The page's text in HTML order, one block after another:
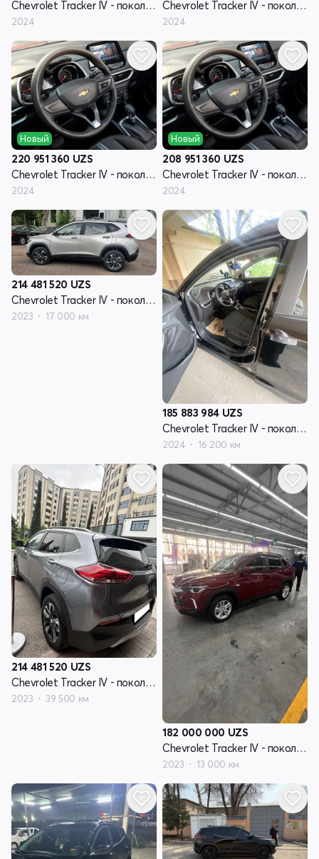
Chevrolet Tracker IV - поколение
2024
Chevrolet Tracker IV - поколение
2024
Новый
220 951 360 UZS
Chevrolet Tracker IV - поколение
2024
Новый
208 951 360 UZS
Chevrolet Tracker IV - поколение
2024
214 481 520 UZS
Chevrolet Tracker IV - поколение
2023 17 000 км
185 883 984 UZS
Chevrolet Tracker IV - поколение
2024 16 200 км
214 481 520 UZS
Chevrolet Tracker IV - поколение
2023 39 500 км
182 000 000 UZS
Chevrolet Tracker IV - поколение
2023 13 000 км